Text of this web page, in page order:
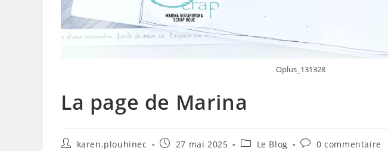
Oplus_131328
La page de Marina
Auteur/autrice
karen.plouhinec
Publication
27 mai 2025
PostLe Blog
Commentaires
0 commentaire